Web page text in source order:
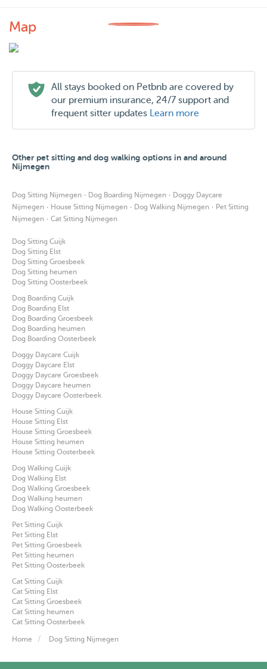
Map
All stays booked on Petbnb are covered by
our premium insurance, 24/7 support and
frequent sitter updates Learn more
Other pet sitting and dog walking options in and around
Nijmegen
Dog Sitting Nijmegen · Dog Boarding Nijmegen · Doggy Daycare
Nijmegen · House Sitting Nijmegen · Dog Walking Nijmegen · Pet Sitting
Nijmegen · Cat Sitting Nijmegen
Dog Sitting Cuijk
Dog Sitting Elst
Dog Sitting Groesbeek
Dog Sitting heumen
Dog Sitting Oosterbeek
Dog Boarding Cuijk
Dog Boarding Elst
Dog Boarding Groesbeek
Dog Boarding heumen
Dog Boarding Oosterbeek
Doggy Daycare Cuijk
Doggy Daycare Elst
Doggy Daycare Groesbeek
Doggy Daycare heumen
Doggy Daycare Oosterbeek
House Sitting Cuijk
House Sitting Elst
House Sitting Groesbeek
House Sitting heumen
House Sitting Oosterbeek
Dog Walking Cuijk
Dog Walking Elst
Dog Walking Groesbeek
Dog Walking heumen
Dog Walking Oosterbeek
Pet Sitting Cuijk
Pet Sitting Elst
Pet Sitting Groesbeek
Pet Sitting heumen
Pet Sitting Oosterbeek
Cat Sitting Cuijk
Cat Sitting Elst
Cat Sitting Groesbeek
Cat Sitting heumen
Cat Sitting Oosterbeek
Home Dog Sitting Nijmegen